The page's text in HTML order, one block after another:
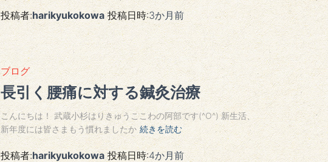
投稿者:harikyukokowa 投稿日時:3か月前
ブログ
長引く腰痛に対する鍼灸治療
こんにちは！ 武蔵小杉はりきゅうここわの阿部です(^O^) 新生活、
新年度には皆さまもう慣れましたか 続きを読む
投稿者:harikyukokowa投稿日時:4か月前